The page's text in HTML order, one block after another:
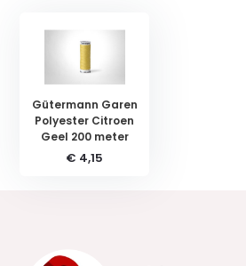
Gütermann Garen
Polyester Citroen
Geel 200 meter
€ 4,15